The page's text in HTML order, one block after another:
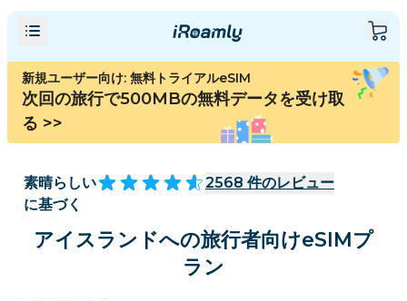
新規ユーザー向け: 無料トライアルeSIM
次回の旅行で500MBの無料データを受け取
る >>
素晴らしい 2568 件のレビュー
に基づく
アイスランドへの旅行者向けeSIMプ
ラン